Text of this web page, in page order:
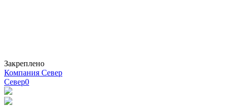
Закреплено
Компания Север
Север0